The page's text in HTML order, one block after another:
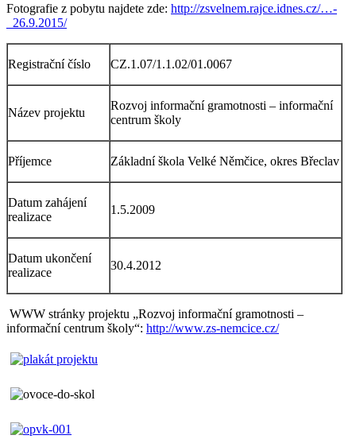
Fotografie z pobytu najdete zde: http://zsvelnem.rajce.idnes.cz/…-
_26.9.2015/
Registrační číslo CZ.1.07/1.1.02/01.0067
Název projektu
Rozvoj informační gramotnosti – informační
centrum školy
Příjemce Základní škola Velké Němčice, okres Břeclav
Datum zahájení
realizace
1.5.2009
Datum ukončení
realizace
30.4.2012
WWW stránky projektu „Rozvoj informační gramotnosti –
informační centrum školy“: http://www.zs-nemcice.cz/